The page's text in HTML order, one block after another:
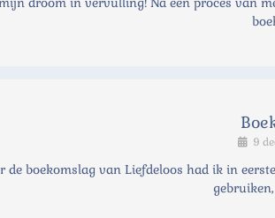
9
de boekomslag van Liefdeloos had ik in